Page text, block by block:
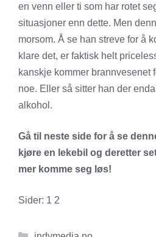
en venn eller ti som har rotet
situasjoner enn dette. Men
morsom. Å se han streve for å
klare det, er faktisk helt
kanskje kommer brannvesenet
noe. Eller så sitter han der
alkohol.
Gå til neste side for å se
kjøre en lekebil og deretter
mer komme seg løs!
Sider: 1 2
Kategorier